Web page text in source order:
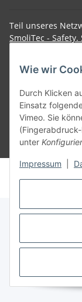
Wie wir
Durch Klicken
Einsatz
Vimeo. Sie
unter
Impressum
Teil unseres
SmoliTec -
* Alle Preise inkl.